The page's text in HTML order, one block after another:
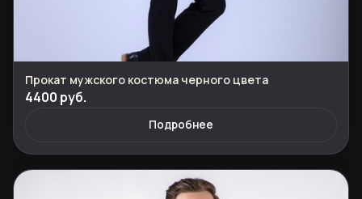
Прокат мужского костюма черного цвета
4400 руб.
Подробнее